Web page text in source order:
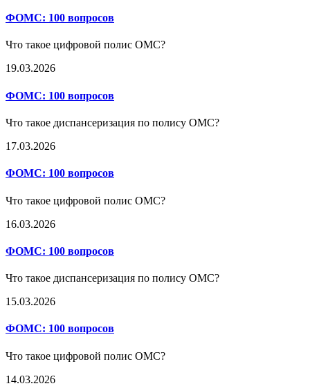
ФОМС: 100 вопросов
Что такое цифровой полис ОМС?
19.03.2026
ФОМС: 100 вопросов
Что такое диспансеризация по полису ОМС?
17.03.2026
ФОМС: 100 вопросов
Что такое цифровой полис ОМС?
16.03.2026
ФОМС: 100 вопросов
Что такое диспансеризация по полису ОМС?
15.03.2026
ФОМС: 100 вопросов
Что такое цифровой полис ОМС?
14.03.2026